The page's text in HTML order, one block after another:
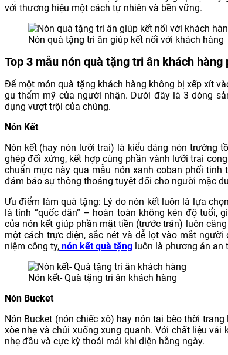
với thương hiệu một cách tự nhiên và bền vững.
Nón quà tặng tri ân giúp kết nối với khách hàng
Top 3 mẫu nón quà tặng tri ân khách hàng
Để một món quà tặng khách hàng không bị xếp xít
gu thẩm mỹ của người nhận. Dưới đây là 3 dòng
dụng vượt trội của chúng.
Nón Kết
Nón kết (hay nón lưỡi trai) là kiểu dáng nón trường
ghép đối xứng, kết hợp cùng phần vành lưỡi trai
chuẩn mực này qua mẫu nón xanh coban phối tinh
đảm bảo sự thông thoáng tuyệt đối cho người mặc
Ưu điểm làm quà tặng: Lý do nón kết luôn là lựa
là tính “quốc dân” – hoàn toàn không kén độ tuổi,
của nón kết giúp phần mặt tiền (trước trán) luôn
một cách trực diện, sắc nét và dễ lọt vào mắt
niệm công ty, nón kết quà tặng luôn là phương án an
Nón kết- Quà tặng tri ân khách hàng
Nón Bucket
Nón Bucket (nón chiếc xô) hay nón tai bèo thời
xòe nhẹ và chúi xuống xung quanh. Với chất liệu
nhẹ đầu và cực kỳ thoải mái khi diện hằng ngày.